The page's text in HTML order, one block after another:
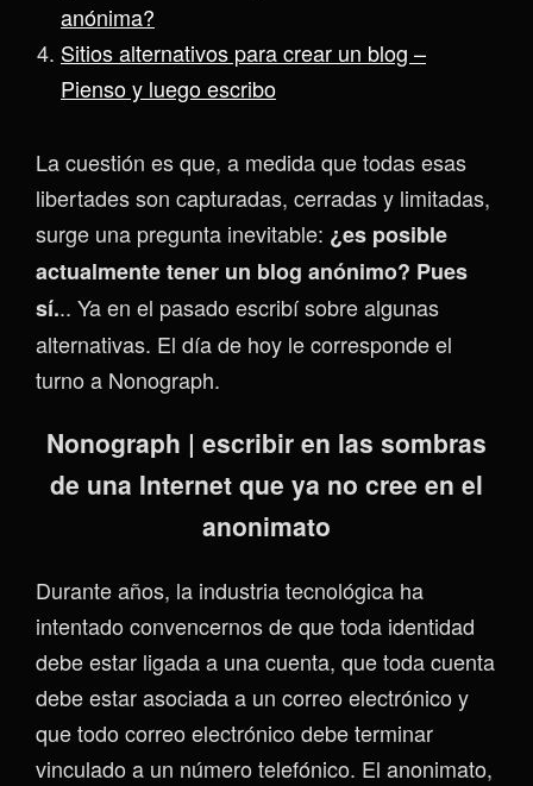
anónima?
Sitios alternativos para crear un blog –
Pienso y luego escribo
La cuestión es que, a medida que todas esas
libertades son capturadas, cerradas y limitadas,
surge una pregunta inevitable: ¿es posible
actualmente tener un blog anónimo? Pues
sí... Ya en el pasado escribí sobre algunas
alternativas. El día de hoy le corresponde el
turno a Nonograph.
Nonograph | escribir en las sombras
de una Internet que ya no cree en el
anonimato
Durante años, la industria tecnológica ha
intentado convencernos de que toda identidad
debe estar ligada a una cuenta, que toda cuenta
debe estar asociada a un correo electrónico y
que todo correo electrónico debe terminar
vinculado a un número telefónico. El anonimato,